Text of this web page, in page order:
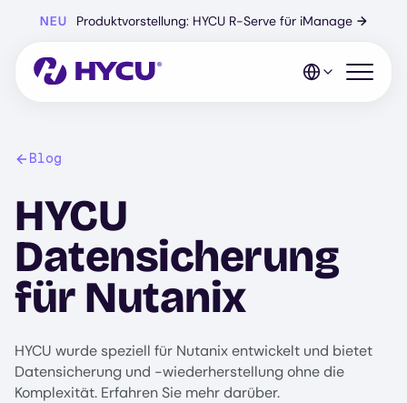
Hauptinhalt
NEU Produktvorstellung: HYCU R-Serve für iManage →
Mobiles
Blog
HYCU
Datensicherung
für Nutanix
HYCU wurde speziell für Nutanix entwickelt und bietet
Datensicherung und -wiederherstellung ohne die
Komplexität. Erfahren Sie mehr darüber.